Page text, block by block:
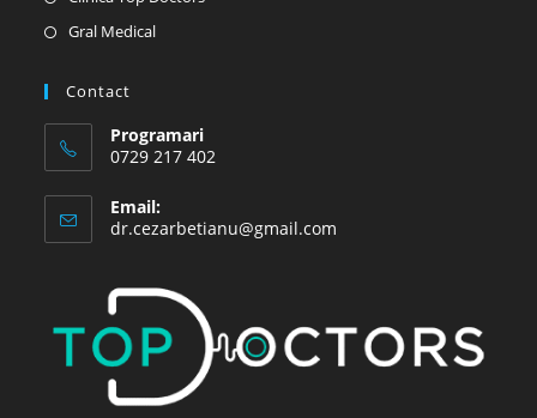
Gral MedicalOpens
tab
Contact
Programari
0729 217 402
Email:
dr.cezarbetianu@gmail.com